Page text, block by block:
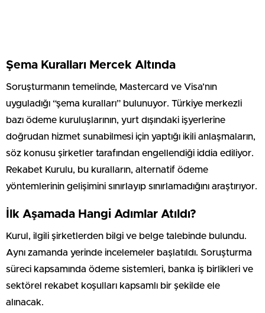
Şema Kuralları Mercek Altında
Soruşturmanın temelinde, Mastercard ve Visa’nın
uyguladığı “şema kuralları” bulunuyor. Türkiye merkezli
bazı ödeme kuruluşlarının, yurt dışındaki işyerlerine
doğrudan hizmet sunabilmesi için yaptığı ikili anlaşmaların,
söz konusu şirketler tarafından engellendiği iddia ediliyor.
Rekabet Kurulu, bu kuralların, alternatif ödeme
yöntemlerinin gelişimini sınırlayıp sınırlamadığını araştırıyor.
İlk Aşamada Hangi Adımlar Atıldı?
Kurul, ilgili şirketlerden bilgi ve belge talebinde bulundu.
Aynı zamanda yerinde incelemeler başlatıldı. Soruşturma
süreci kapsamında ödeme sistemleri, banka iş birlikleri ve
sektörel rekabet koşulları kapsamlı bir şekilde ele
alınacak.